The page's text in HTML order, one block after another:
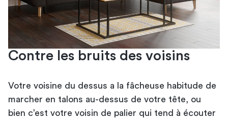
Contre les bruits des voisins
Votre voisine du dessus a la fâcheuse habitude de
marcher en talons au-dessus de votre tête, ou
bien c’est votre voisin de palier qui tend à écouter